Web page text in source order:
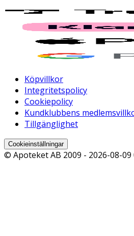
Köpvillkor
Integritetspolicy
Cookiepolicy
Kundklubbens
Tillgänglighet
Cookieinställningar
© Apoteket AB 2009 - 2026-08-09